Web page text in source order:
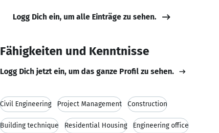
Logg Dich ein, um alle Einträge zu sehen.
Fähigkeiten und Kenntnisse
Logg Dich jetzt ein, um das ganze Profil zu sehen.
Civil Engineering Project Management Construction
Building technique Residential Housing Engineering office